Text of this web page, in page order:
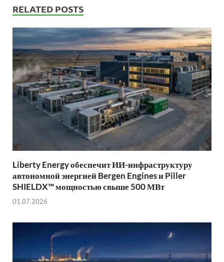
RELATED POSTS
Liberty Energy обеспечит ИИ-инфраструктуру
автономной энергией Bergen Engines и Piller
SHIELDX™ мощностью свыше 500 МВт
01.07.2026